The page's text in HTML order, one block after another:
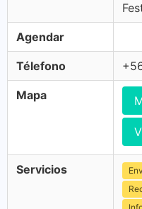
Agendar
Télefono
Mapa
Servicios